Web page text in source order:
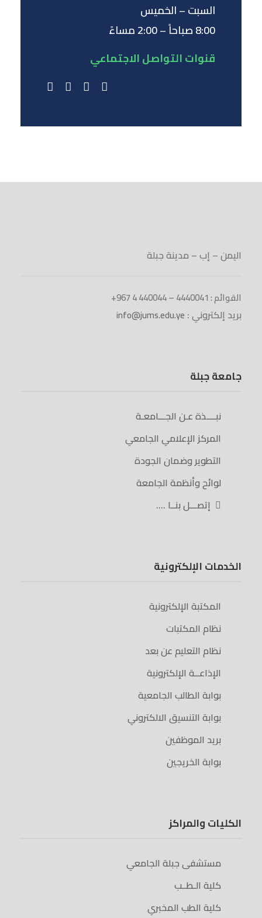
السبت – الخميس
8:00 صباحاً – 2:00 مساءً
قنوات التواصل الاجتماعي
اليمن – إب – مدينة جبلة
القوائم : 4440041 – 440044 4 967+
بريد إلكتروني : info@jums.edu.ye
جامعة جبلة
نبــــذة عـن الجـــامعـة
المركز الإعلامي الجامعي
التطوير وضمان الجودة
لوائح وأنظمة الجامعة
إتصـــل بنــا ….
الخدمات الإلكترونية
المكتبة الإلكترونية
نظام المكتبات
نظام التعليم عن بعد
الإذاعــة الإلكترونية
بوابة الطالب الجامعية
بوابة التنسيق الالكتروني
بريد الموظفين
بوابة الخريجين
الكليات والمراكز
مستشفى جبلة الجامعي
كلية الـطــب
كلية الطب المخبري